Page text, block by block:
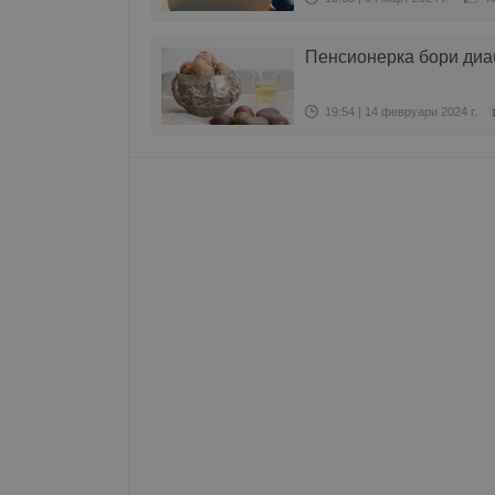
Пенсионерка бори
19:54 | 14 февруари 2024 г.